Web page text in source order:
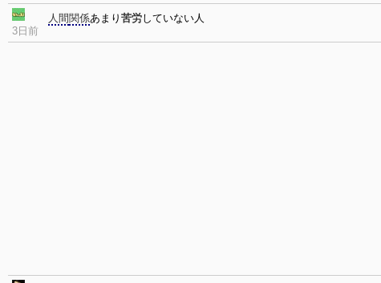
3日前
人間 関係あまり 苦労していない人